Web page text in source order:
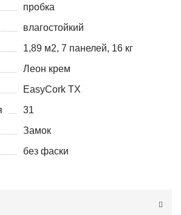
пробка
влагостойкий
1,89 м2, 7 панелей, 16 кг
Леон крем
EasyCork TX
31
Замок
без фаски